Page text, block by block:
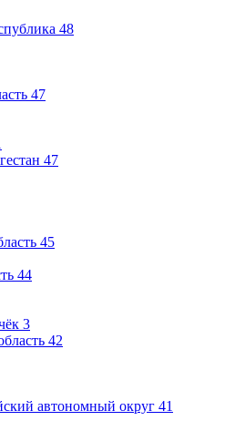
48
47
47
45
44
3
42
автономный округ 41